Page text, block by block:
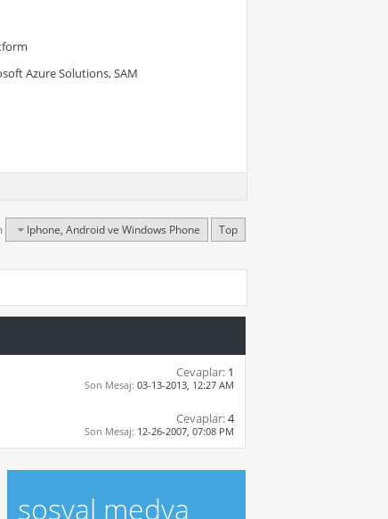
Azure Solutions, SAM
Iphone, Android ve Windows Phone Top
Cevaplar: 1
Son Mesaj: 03-13-2013, 12:27 AM
Cevaplar:4
Son Mesaj: 12-26-2007, 07:08 PM
sosyal medya